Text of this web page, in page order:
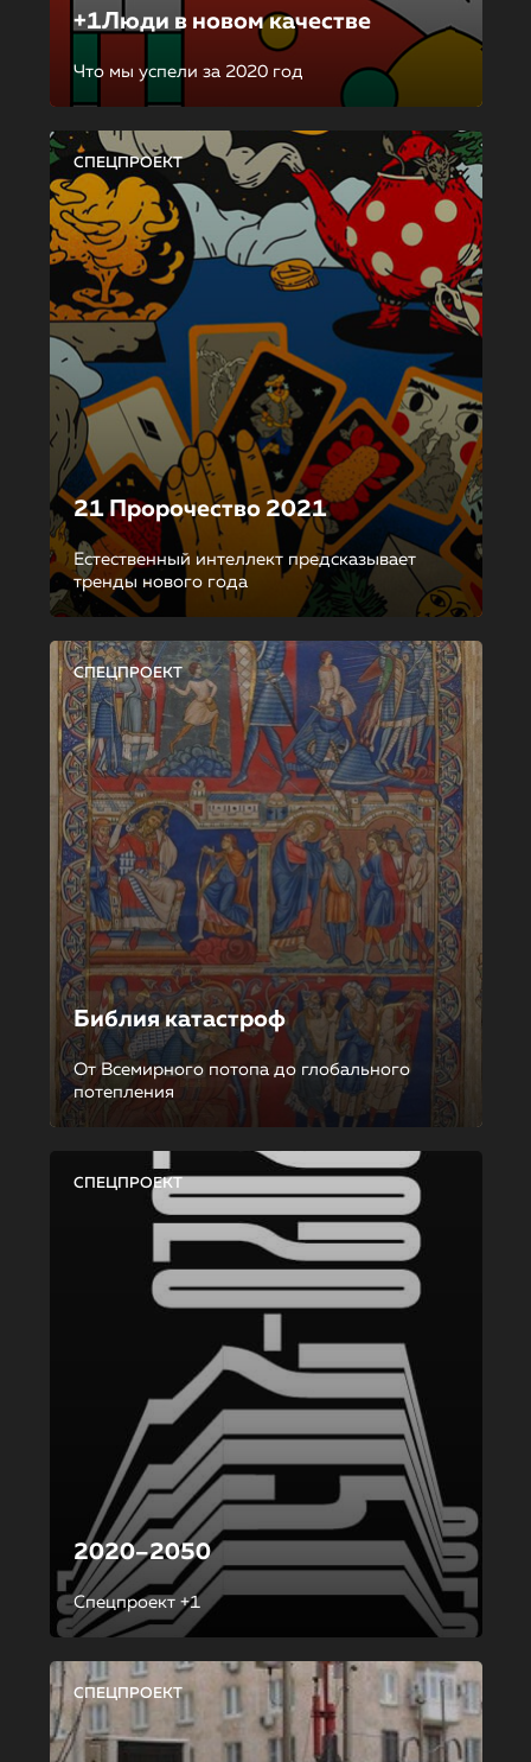
+1Люди в новом качестве
Что мы успели за 2020 год
СПЕЦПРОЕКТ
21 Пророчество 2021
Естественный интеллект предсказывает
тренды нового года
СПЕЦПРОЕКТ
Библия катастроф
От Всемирного потопа до глобального
потепления
СПЕЦПРОЕКТ
2020–2050
Спецпроект +1
СПЕЦПРОЕКТ